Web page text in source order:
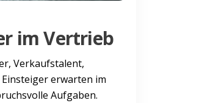
im Vertrieb
Verkaufstalent,
erwarten im
Aufgaben.